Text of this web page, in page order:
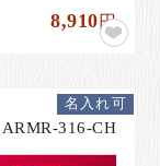
8,910円
ARMR-316-CH
名入れ可